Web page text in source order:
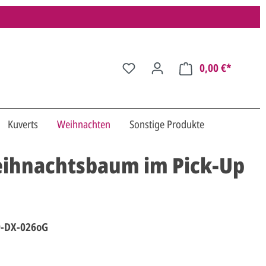
0,00 €*
Kuverts Weihnachten Sonstige Produkte
im Pick-Up
026oG